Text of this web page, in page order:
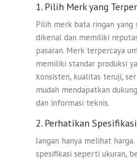
1. Pilih Merk yang
Pilih merk bata ringan yang
dikenal dan memiliki
pasaran. Merk terpercaya
memiliki standar produksi
konsisten, kualitas teruji,
mudah mendapatkan
dan informasi teknis.
2. Perhatikan
Jangan hanya melihat
spesifikasi seperti ukuran,